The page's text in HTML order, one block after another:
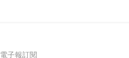
電子報訂閱